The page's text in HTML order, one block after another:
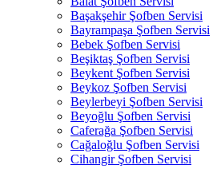
Başakşehir Şofben Servisi
Bayrampaşa Şofben Servisi
Bebek Şofben Servisi
Beşiktaş Şofben Servisi
Beykent Şofben Servisi
Beykoz Şofben Servisi
Beylerbeyi Şofben Servisi
Beyoğlu Şofben Servisi
Caferağa Şofben Servisi
Cağaloğlu Şofben Servisi
Cihangir Şofben Servisi